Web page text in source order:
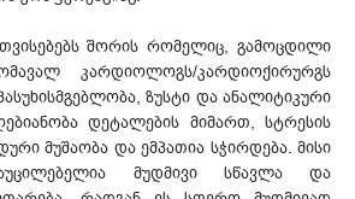
შორის რომელიც, გამოცდილი
კარდიოლოგს/კარდიოქირურგს
ზუსტი და ანალიტიკური
დეტალების მიმართ, სტრესის
მუშაობა და ემპათია სჭირდება. მისი
მუდმივი სწავლა და